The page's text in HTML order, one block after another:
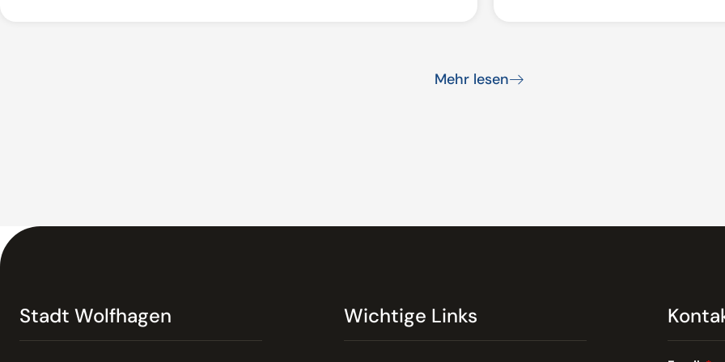
Mehr lesen
Stadt Wolfhagen Wichtige Links